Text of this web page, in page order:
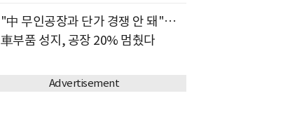
"中 무인공장과 단가 경쟁 안 돼"…
車부품 성지, 공장 20% 멈췄다